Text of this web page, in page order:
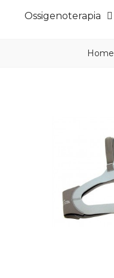
Ossigenoterapia
Home